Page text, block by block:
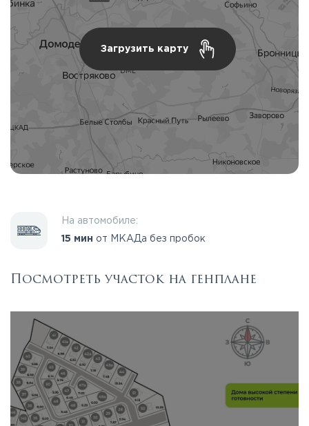
Загрузить карту
На автомобиле:
15 мин от МКАДа без пробок
Посмотреть участок на генплане